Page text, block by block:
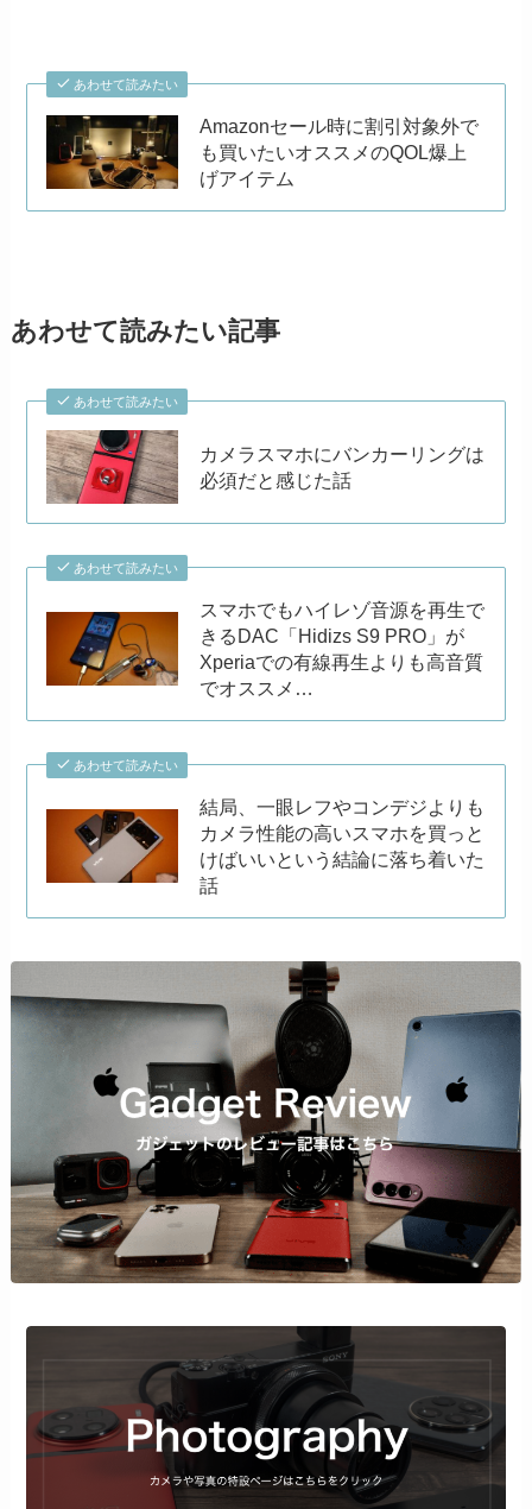
あわせて読みたい
Amazonセール時に割引対象外で
も買いたいオススメのQOL爆上
げアイテム
あわせて読みたい記事
あわせて読みたい
カメラスマホにバンカーリングは
必須だと感じた話
あわせて読みたい
スマホでもハイレゾ音源を再生で
きるDAC「Hidizs S9 PRO」が
Xperiaでの有線再生よりも高音質
でオススメ…
あわせて読みたい
結局、一眼レフやコンデジよりも
カメラ性能の高いスマホを買っと
けばいいという結論に落ち着いた
話